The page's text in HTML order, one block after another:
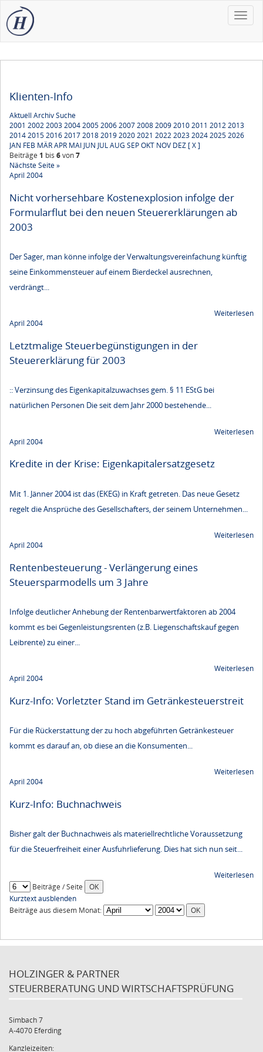
Toggle
Klienten-Info
Aktuell ArchivSuche
2001 2002200320042005200620072008200920102011 20122013
20142015201620172018201920202021 20222023202420252026
JAN FEB MÄRAPR MAI JUN JULAUG SEPOKT NOV DEZ [ X ]
Beiträge 1 bis 6von7
Nächste Seite »
April 2004
Nicht vorhersehbare Kostenexplosion infolge der
Formularflut bei den neuen Steuererklärungen ab
2003
Der Sager, man könne infolge der Verwaltungsvereinfachung künftig
seine Einkommensteuer auf einem Bierdeckel ausrechnen,
verdrängt...
Weiterlesen
April 2004
Letztmalige Steuerbegünstigungen in der
Steuererklärung für 2003
:: Verzinsung des Eigenkapitalzuwachses gem. § 11 EStG bei
natürlichen Personen Die seit dem Jahr 2000 bestehende...
Weiterlesen
April 2004
Kredite in der Krise: Eigenkapitalersatzgesetz
Mit 1. Jänner 2004 ist das (EKEG) in Kraft getreten. Das neue Gesetz
regelt die Ansprüche des Gesellschafters, der seinem Unternehmen...
Weiterlesen
April 2004
Rentenbesteuerung - Verlängerung eines
Steuersparmodells um 3 Jahre
Infolge deutlicher Anhebung der Rentenbarwertfaktoren ab 2004
kommt es bei Gegenleistungsrenten (z.B. Liegenschaftskauf gegen
Leibrente) zu einer...
Weiterlesen
April 2004
Kurz-Info: Vorletzter Stand im Getränkesteuerstreit
Für die Rückerstattung der zu hoch abgeführten Getränkesteuer
kommt es darauf an, ob diese an die Konsumenten...
Weiterlesen
April 2004
Kurz-Info: Buchnachweis
Bisher galt der Buchnachweis als materiellrechtliche Voraussetzung
für die Steuerfreiheit einer Ausfuhrlieferung. Dies hat sich nun seit...
Weiterlesen
Beiträge / Seite
Kurztext ausblenden
Beiträge aus diesem Monat:
HOLZINGER & PARTNER
STEUERBERATUNG UND WIRTSCHAFTSPRÜFUNG
Simbach 7
A-4070 Eferding
Kanzleizeiten: